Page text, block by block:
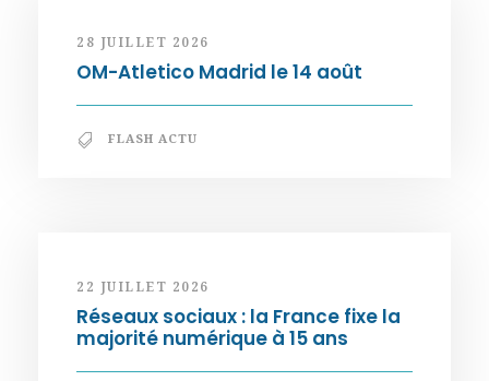
28 JUILLET 2026
OM-Atletico Madrid le 14 août
FLASH ACTU
22 JUILLET 2026
Réseaux sociaux : la France fixe la
majorité numérique à 15 ans